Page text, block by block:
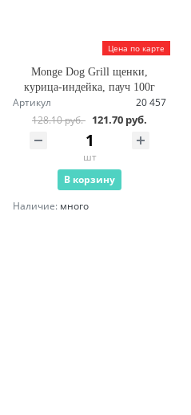
Цена по карте
Monge Dog Grill щенки,
курица-индейка, пауч 100г
Артикул
20 457
128.10 руб. 121.70 руб.
шт
В корзину
Наличие: много